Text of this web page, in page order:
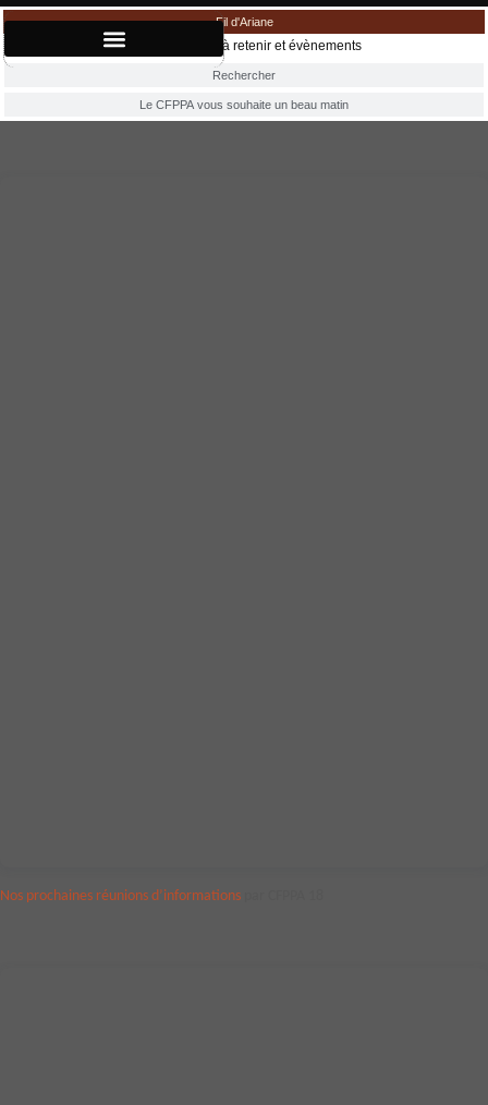
Fil d'Ariane
Rechercher
Le CFPPA vous souhaite un beau matin
Dates à retenir et évènements
Nos prochaines réunions d’informations